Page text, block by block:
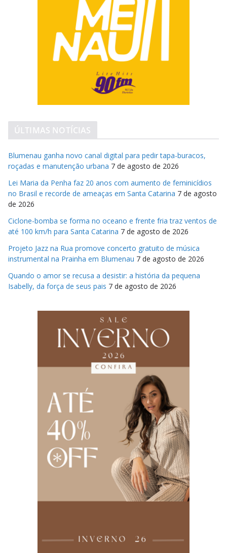
ÚLTIMAS NOTÍCIAS
Blumenau ganha novo canal digital para pedir tapa-buracos,
roçadas e manutenção urbana 7 de agosto de 2026
Lei Maria da Penha faz 20 anos com aumento de feminicídios
no Brasil e recorde de ameaças em Santa Catarina 7 de agosto
de 2026
Ciclone-bomba se forma no oceano e frente fria traz ventos de
até 100 km/h para Santa Catarina 7 de agosto de 2026
Projeto Jazz na Rua promove concerto gratuito de música
instrumental na Prainha em Blumenau 7 de agosto de 2026
Quando o amor se recusa a desistir: a história da pequena
Isabelly, da força de seus pais 7 de agosto de 2026